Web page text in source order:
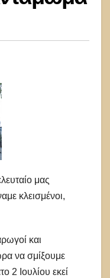
μας
κλεισμένοι,
και
να σμίξουμε
2 Ιουλίου εκεί